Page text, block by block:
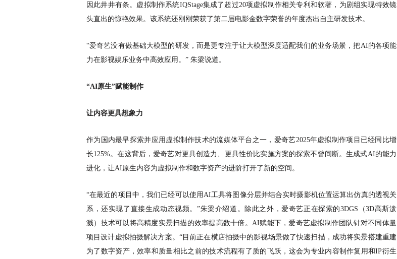
因此井井有条。虚拟制作系统IQStage集成了超过20项虚拟制作相关专利和软著，为剧组实现特效镜
头直出的惊艳效果。该系统还刚刚荣获了第二届电影金数字荣誉的年度杰出自主研发技术。
“爱奇艺没有做基础大模型的研发，而是更专注于让大模型深度适配我们的业务场景，把AI的各项能
力在影视娱乐业务中高效应用。” 朱梁说道。
“AI原生”赋能制作
让内容更具想象力
作为国内最早探索并应用虚拟制作技术的流媒体平台之一，爱奇艺2025年虚拟制作项目已经同比增
长125%。在这背后，爱奇艺对更具创造力、更具性价比实施方案的探索不曾间断。生成式AI的能力
进化，让AI原生内容为虚拟制作和数字资产的进阶打开了新的空间。
“在最近的项目中，我们已经可以使用AI工具将图像分层并结合实时摄影机位置运算出仿真的透视关
系，还实现了直接生成动态视频。”朱梁介绍道。除此之外，爱奇艺正在探索的3DGS（3D高斯泼
溅）技术可以将高精度实景扫描的效率提高数十倍。AI赋能下，爱奇艺虚拟制作团队针对不同体量
项目设计虚拟拍摄解决方案。“目前正在横店拍摄中的影视场景做了快速扫描，成功将实景搭建重建
为了数字资产，效率和质量相比之前的技术流程有了质的飞跃，这会为专业内容制作复用和IP衍生